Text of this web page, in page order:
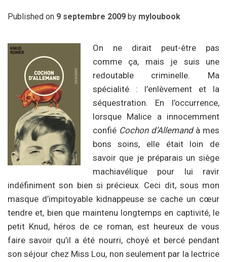
Published on 9 septembre 2009 by myloubook
On ne dirait peut-être pas
comme ça, mais je suis une
redoutable criminelle. Ma
spécialité : l’enlèvement et la
séquestration. En l’occurrence,
lorsque Malice a innocemment
confié Cochon d’Allemandà mes
bons soins, elle était loin de
savoir que je préparais un siège
machiavélique pour lui ravir
indéfiniment son bien si précieux. Ceci dit, sous mon
masque d’impitoyable kidnappeuse se cache un cœur
tendre et, bien que maintenu longtemps en captivité, le
petit Knud, héros de ce roman, est heureux de vous
faire savoir qu’il a été nourri, choyé et bercé pendant
son séjour chez Miss Lou, non seulement par la lectrice